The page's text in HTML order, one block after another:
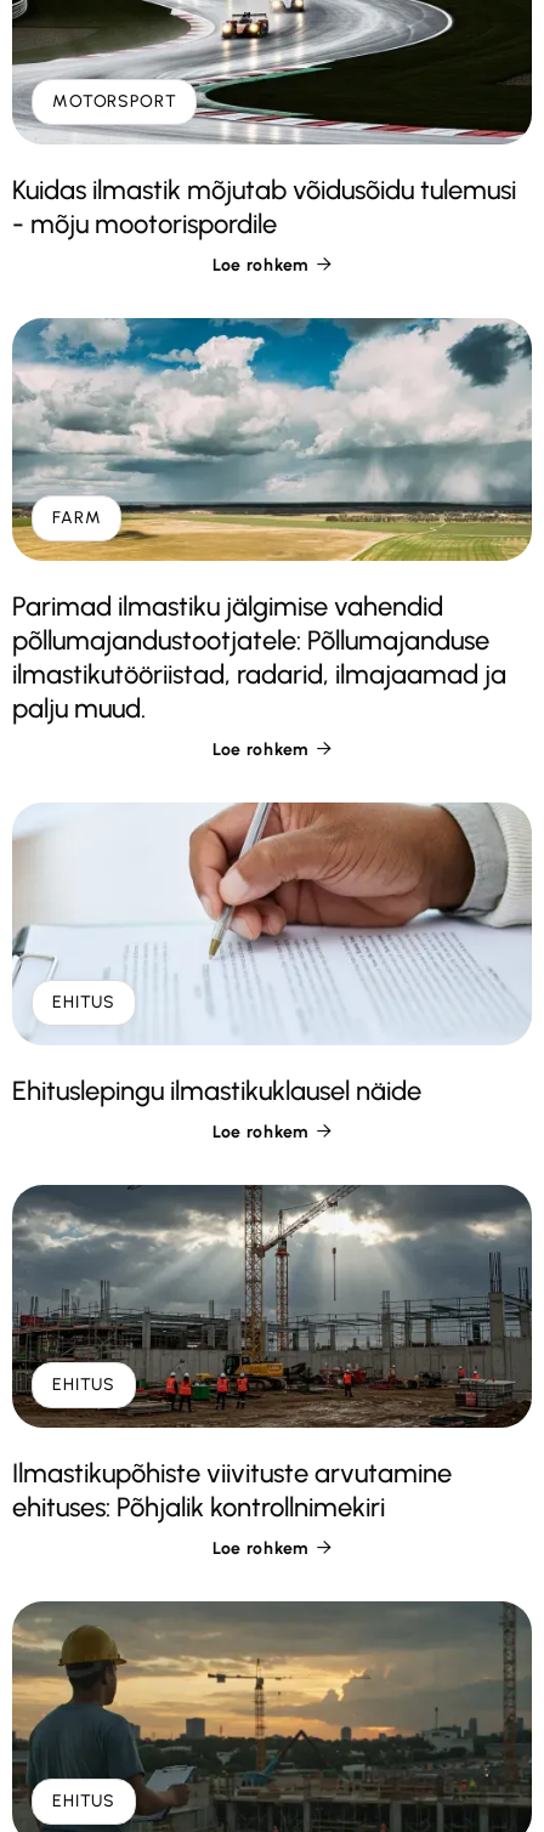
MOTORSPORT
Kuidas ilmastik mõjutab võidusõidu tulemusi
- mõju mootorispordile
Loe rohkem 
FARM
Parimad ilmastiku jälgimise vahendid
põllumajandustootjatele: Põllumajanduse
ilmastikutööriistad, radarid, ilmajaamad ja
palju muud.
Loe rohkem 
EHITUS
Ehituslepingu ilmastikuklausel näide
Loe rohkem 
EHITUS
Ilmastikupõhiste viivituste arvutamine
ehituses: Põhjalik kontrollnimekiri
Loe rohkem 
EHITUS